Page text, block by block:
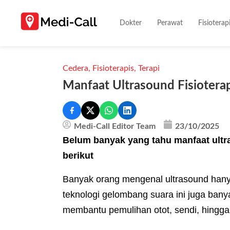
Dokter Perawat
Cedera, Fisioterapis, Terapi
Manfaat Ultrasound
Medi-Call Editor Team 23/10/2025
Belum banyak yang tahu manfaat
berikut
Banyak orang mengenal ultrasound
teknologi gelombang suara ini juga
membantu pemulihan otot, sendi,